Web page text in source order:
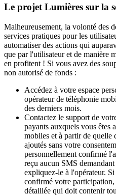
Le projet Lumières sur la
Malheureusement, la volonté des
services pratiques pour les
automatiser des actions qui
que par l'utilisateur et de manière
en profitent ! Si vous avez des
non autorisé de fonds :
Accédez à votre espace
opérateur de téléphonie
des derniers mois.
Contactez le support de
payants auxquels vous êtes
mobiles et à partir de quelle
ajoutés sans votre
personnellement confirmé
reçu aucun SMS
expliquez-le à l'opérateur.
confirmé votre participation,
détaillée qui doit contenir